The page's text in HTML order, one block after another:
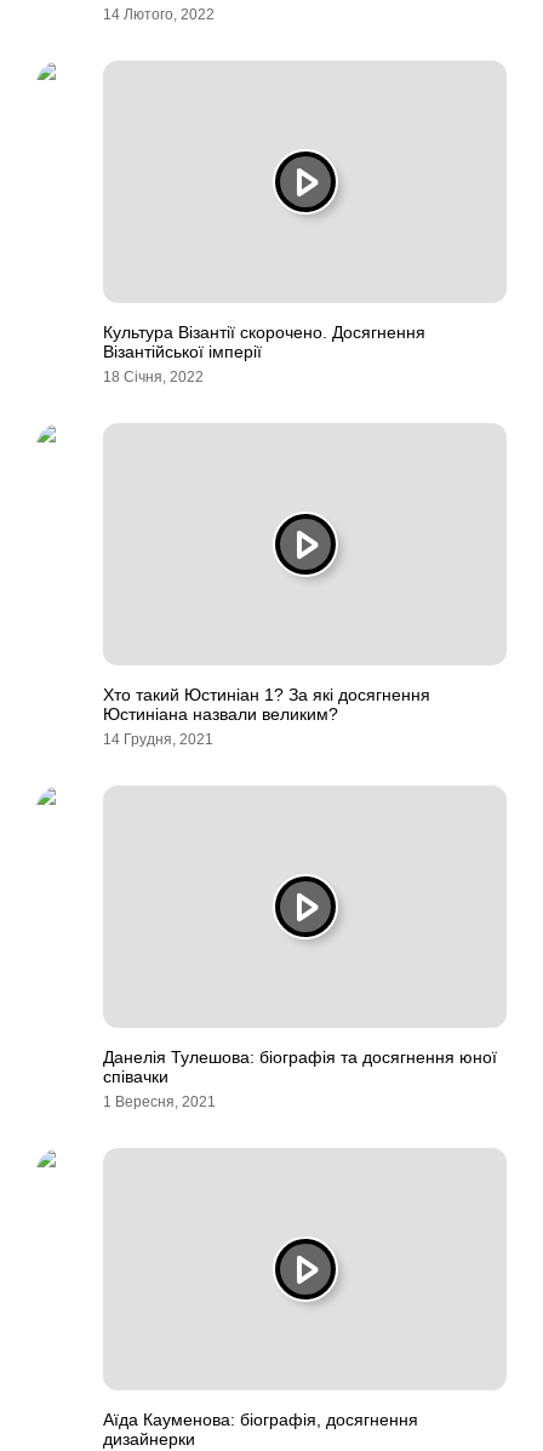
14 Лютого, 2022
Культура Візантії скорочено. Досягнення
Візантійської імперії
18 Січня, 2022
Хто такий Юстиніан 1? За які досягнення
Юстиніана назвали великим?
14 Грудня, 2021
Данелія Тулешова: біографія та досягнення юної
співачки
1 Вересня, 2021
Аїда Кауменова: біографія, досягнення
дизайнерки